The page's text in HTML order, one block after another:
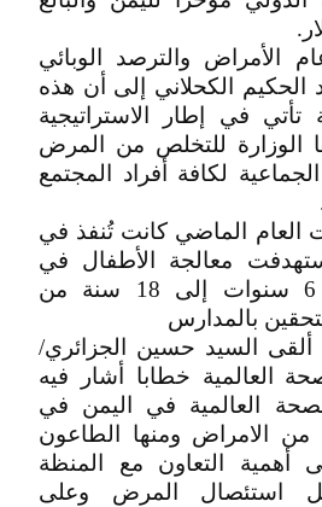
الأمراض والترصد الوبائي
الحكيم الكحلاني إلى أن هذه
تأتي في إطار الاستراتيجية
الوزارة للتخلص من المرض
لكافة أفراد المجتمع
العام الماضي كانت تُنفذ في
معالجة الأطفال في
الفئة العمرية من 6 سنوات إلى 18 سنة من
بالمدارس
السيد حسين الجزائري/
العالمية خطابا أشار فيه
العالمية في اليمن في
من الامراض ومنها الطاعون
أهمية التعاون مع المنظة
استئصال المرض وعلى